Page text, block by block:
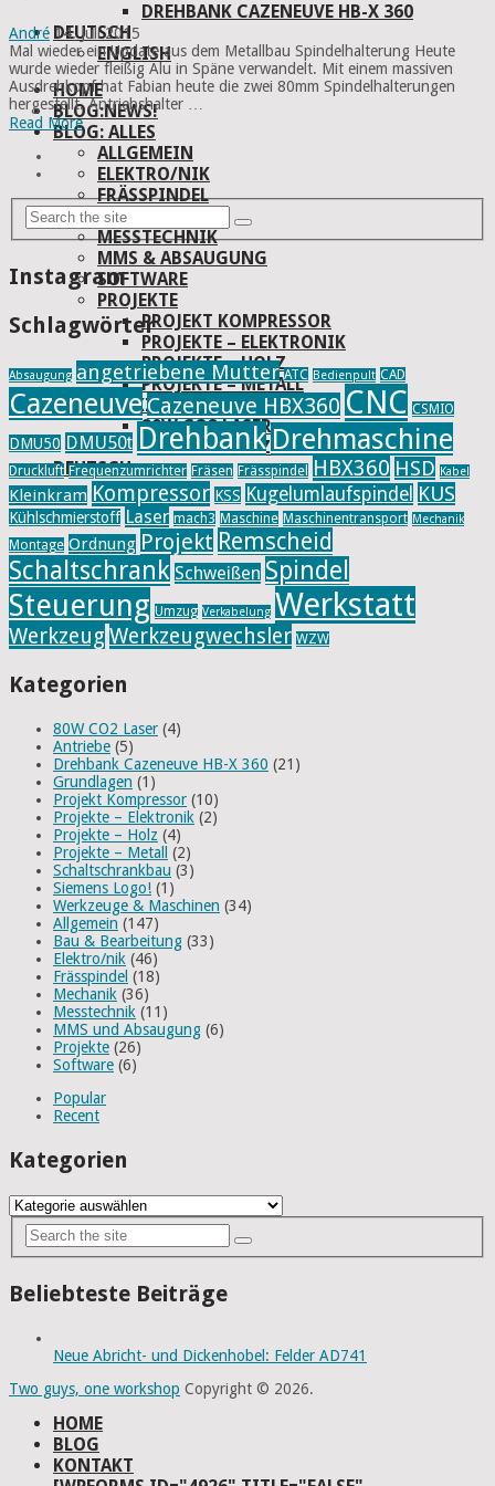
DREHBANK CAZENEUVE HB-X 360
DEUTSCH
ENGLISH
HOME
BLOG:NEWS!
BLOG: ALLES
ALLGEMEIN
ELEKTRO/NIK
FRÄSSPINDEL
MECHANIK
MESSTECHNIK
MMS & ABSAUGUNG
SOFTWARE
PROJEKTE
PROJEKT KOMPRESSOR
PROJEKTE – ELEKTRONIK
PROJEKTE – HOLZ
PROJEKTE – METALL
WERKZEUG & MASCHINEN
80W CO2 LASER
DREHBANK CAZENEUVE HB-X 360
DEUTSCH
ENGLISH
André 14. Juli 2015
Mal wieder ein Update aus dem Metallbau Spindelhalterung Heute
wurde wieder fleißig Alu in Späne verwandelt. Mit einem massiven
Ausdrehkopf hat Fabian heute die zwei 80mm Spindelhalterungen
hergestellt. Antriebshalter …
Read More
Instagram
Schlagwörter
Absaugung angetriebene Mutter ATC Bedienpult CAD
Cazeneuve Cazeneuve HBX360 CNC CSMIO
DMU50 DMU50t Drehbank Drehmaschine
Druckluft Frequenzumrichter Fräsen Frässpindel HBX360 HSD Kabel
Kleinkram Kompressor KSS Kugelumlaufspindel KUS
Kühlschmierstoff Laser mach3 Maschine Maschinentransport Mechanik
Montage Ordnung Projekt Remscheid
Schaltschrank Schweißen Spindel
Steuerung Umzug Verkabelung Werkstatt
Werkzeug Werkzeugwechsler WZW
Kategorien
80W CO2 Laser (4)
Antriebe (5)
Drehbank Cazeneuve HB-X 360 (21)
Grundlagen (1)
Projekt Kompressor (10)
Projekte – Elektronik (2)
Projekte – Holz (4)
Projekte – Metall
(2)
Schaltschrankbau (3)
Siemens Logo! (1)
Werkzeuge & Maschinen (34)
Allgemein (147)
Bau & Bearbeitung (33)
Elektro/nik (46)
Frässpindel (18)
Mechanik (36)
Messtechnik (11)
MMS und Absaugung (6)
Projekte (26)
Software (6)
Popular
Recent
Kategorien
Kategorien
Beliebteste Beiträge
Neue Abricht- und Dickenhobel: Felder AD741
Two guys, one workshop Copyright © 2026.
HOME
BLOG
KONTAKT